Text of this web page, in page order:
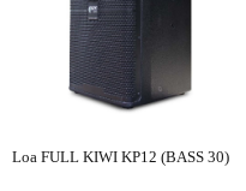
Loa FULL KIWI KP12 (BASS 30)